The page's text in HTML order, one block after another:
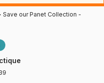
Save our Panet Collection -